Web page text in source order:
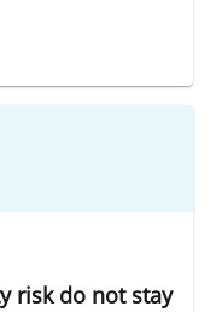
risk do not stay